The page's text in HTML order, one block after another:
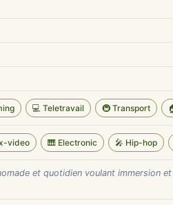
💻 Teletravail 🚇 Transport
video 🎹 Electronic 🎤 Hip-hop
et quotidien voulant immersion